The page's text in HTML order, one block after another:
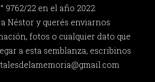
9762/22 en el año 2022.
Néstor y querés enviarnos
fotos o cualquier dato que
a esta semblanza, escribinos